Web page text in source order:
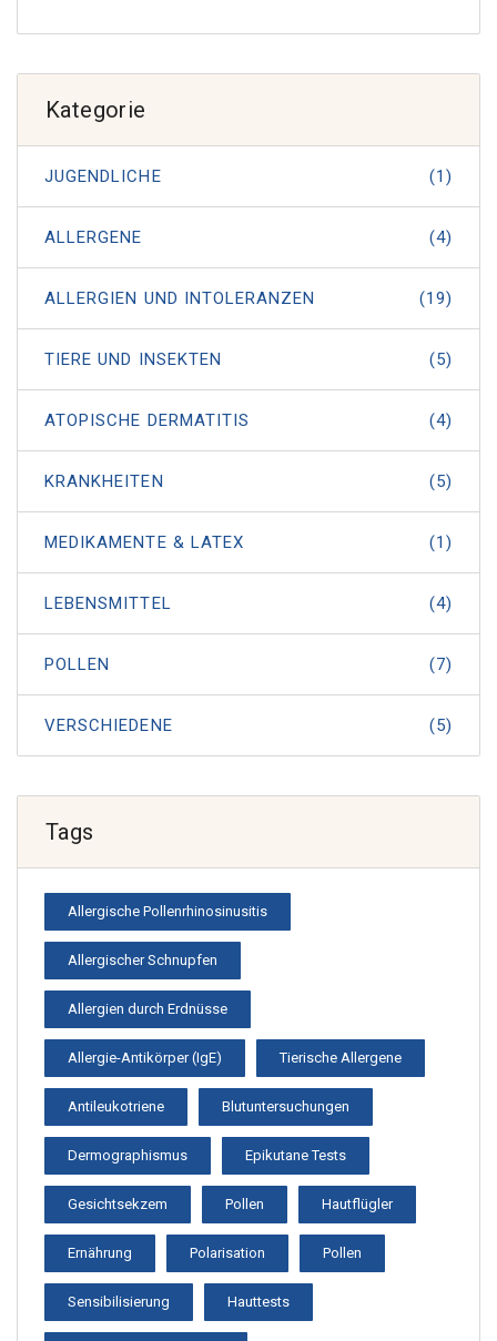
Kategorie
JUGENDLICHE (1)
ALLERGENE (4)
ALLERGIEN UND INTOLERANZEN (19)
TIERE UND INSEKTEN (5)
ATOPISCHE DERMATITIS (4)
KRANKHEITEN (5)
MEDIKAMENTE & LATEX (1)
LEBENSMITTEL (4)
POLLEN (7)
VERSCHIEDENE (5)
Tags
Allergische Pollenrhinosinusitis
Allergischer Schnupfen
Allergien durch Erdnüsse
Allergie-Antikörper (IgE) Tierische Allergene
Antileukotriene Blutuntersuchungen
Dermographismus Epikutane Tests
Gesichtsekzem Pollen Hautflügler
Ernährung Polarisation Pollen
Sensibilisierung Hauttests